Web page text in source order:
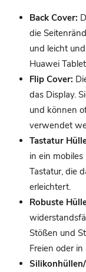
Back Cover:
die
und leicht
Huawei
Flip Cover:
das Display.
und können
verwendet
Tastatur
in ein
Tastatur, die
erleichtert.
Robuste
Stößen und
Freien oder